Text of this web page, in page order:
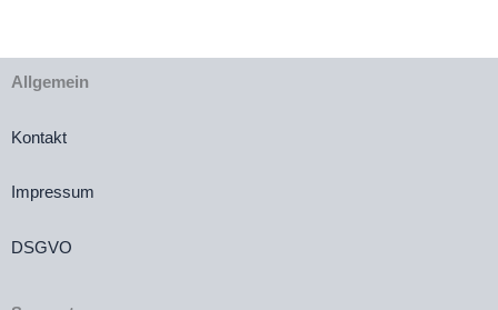
Allgemein
Kontakt
Impressum
DSGVO